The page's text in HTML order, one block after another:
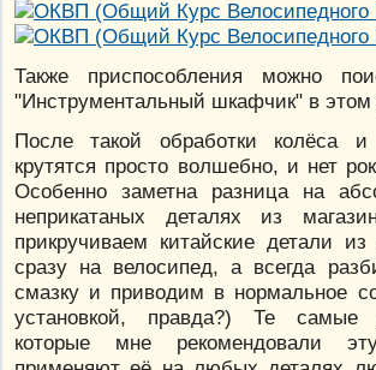
Также приспособления можно
"Инструментальный шкафчик" в этом
После такой обработки колёса и
крутятся просто волшебно, и нет
Особенно заметна разница на
неприкатаных деталях из
прикручиваем китайские детали
сразу на велосипед, а всегда
смазку и приводим в нормальное
установкой, правда?) Те
которые мне рекомендовали